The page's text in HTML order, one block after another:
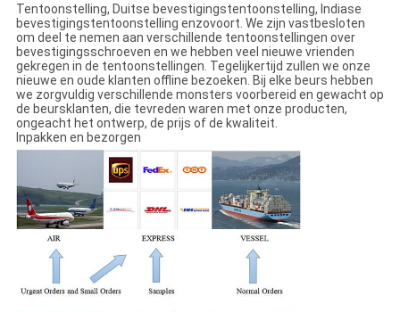
Tentoonstelling, Duitse bevestigingstentoonstelling, Indiase
bevestigingstentoonstelling enzovoort. We zijn vastbesloten
om deel te nemen aan verschillende tentoonstellingen over
bevestigingsschroeven en we hebben veel nieuwe vrienden
gekregen in de tentoonstellingen. Tegelijkertijd zullen we onze
nieuwe en oude klanten offline bezoeken. Bij elke beurs hebben
we zorgvuldig verschillende monsters voorbereid en gewacht op
de beursklanten, die tevreden waren met onze producten,
ongeacht het ontwerp, de prijs of de kwaliteit.
Inpakken en bezorgen